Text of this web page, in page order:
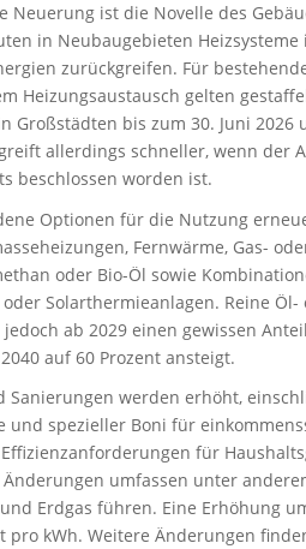
ist die Novelle des
in Neubaugebieten
zurückgreifen. Für
Heizungsaustausch gelten
Großstädten bis zum 30. Juni 2026
allerdings schneller, wenn der
beschlossen worden ist.
Optionen für die Nutzung
Fernwärme, Gas-
oder Bio-Öl sowie
Solarthermieanlagen. Reine Öl-
ab 2029 einen gewissen
auf 60 Prozent ansteigt.
werden erhöht,
und spezieller Boni für
für
umfassen unter
Erdgas führen. Eine Erhöhung
pro kWh. Weitere Änderungen